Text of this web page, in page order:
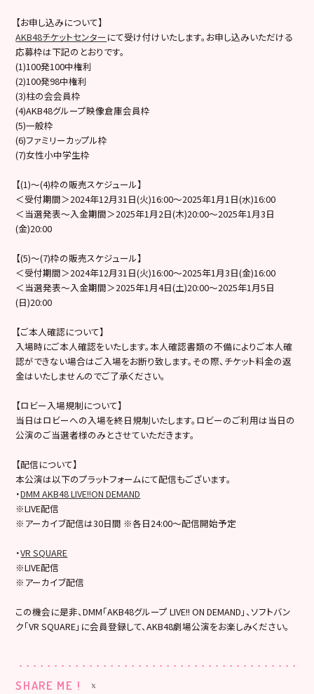
【お申し込みについて】
AKB48チケットセンター にて受け付けいたします。お申し込みいただける
応募枠は下記のとおりです。
(1)100発100中権利
(2)100発98中権利
(3)柱の会会員枠
(4)AKB48グループ映像倉庫会員枠
(5)一般枠
(6)ファミリーカップル枠
(7)女性小中学生枠
【(1)～(4)枠の販売スケジュール】
＜受付期間＞2024年12月31日(火)16:00～2025年1月1日(水)16:00
＜当選発表～入金期間＞2025年1月2日(木)20:00～2025年1月3日
(金)20:00
【(5)～(7)枠の販売スケジュール】
＜受付期間＞2024年12月31日(火)16:00～2025年1月3日(金)16:00
＜当選発表～入金期間＞2025年1月4日(土)20:00～2025年1月5日
(日)20:00
【ご本人確認について】
入場時にご本人確認をいたします。本人確認書類の不備によりご本人確
認ができない場合はご入場をお断り致します。その際、チケット料金の返
金はいたしませんのでご了承ください。
【ロビー入場規制について】
当日はロビーへの入場を終日規制いたします。ロビーのご利用は当日の
公演のご当選者様のみとさせていただきます。
【配信について】
本公演は以下のプラットフォームにて配信もございます。
・DMM AKB48 LIVE!!ON DEMAND
※LIVE配信
※アーカイブ配信は30日間 ※各日24:00～配信開始予定
・VR SQUARE
※LIVE配信
※アーカイブ配信
この機会に是非、DMM「AKB48グループ LIVE!! ON DEMAND」、ソフトバン
ク「VR SQUARE」に会員登録して、AKB48劇場公演をお楽しみください。
SHARE ME !